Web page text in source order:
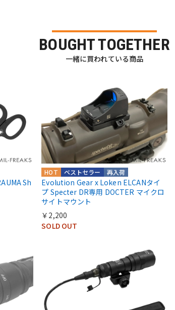
BOUGHT TOGETHER
一緒に買われている商品
Sh
再入荷
ベストセラー
HOT
Evolution Gear x Loken ELCANタイ
プ Specter DR専用 DOCTER マイクロ
サイトマウント
￥2,200
SOLD OUT